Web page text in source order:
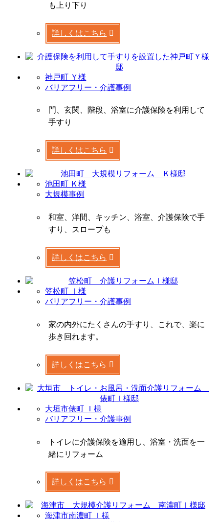
も上り下り
詳しくはこちら
神戸町 Ｙ様
バリアフリー・介護事例
門、玄関、階段、浴室に介護保険を利用して
手すり
詳しくはこちら
池田町 Ｋ様
大規模事例
和室、洋間、キッチン、浴室、介護保険で手
すり、スロープも
詳しくはこちら
笠松町 Ｉ様
バリアフリー・介護事例
家の内外にたくさんの手すり、これで、楽に
歩き回れます。
詳しくはこちら
大垣市俵町 Ｉ様
バリアフリー・介護事例
トイレに介護保険を適用し、浴室・洗面を一
緒にリフォーム
詳しくはこちら
海津市南濃町 Ｉ様